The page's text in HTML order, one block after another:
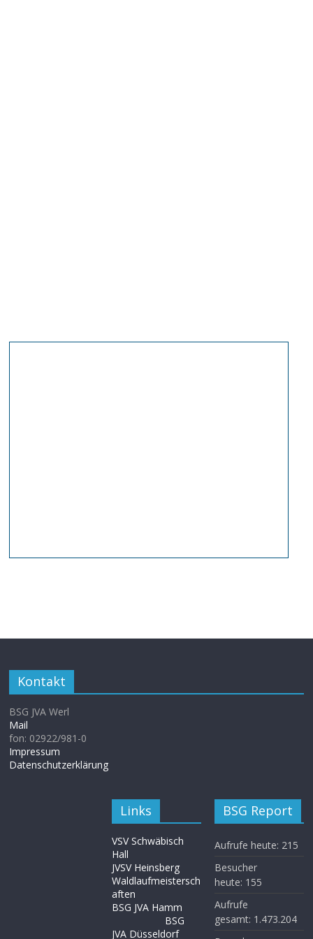
Kontakt
BSG JVA Werl
Mail
fon: 02922/981-0
Impressum
Datenschutzerklärung
Links
VSV Schwäbisch
Hall
JVSV Heinsberg
Waldlaufmeistersch
aften
BSG JVA Hamm
BSG
JVA Düsseldorf
BSG Report
Aufrufe heute: 215
Besucher
heute: 155
Aufrufe
gesamt: 1.473.204